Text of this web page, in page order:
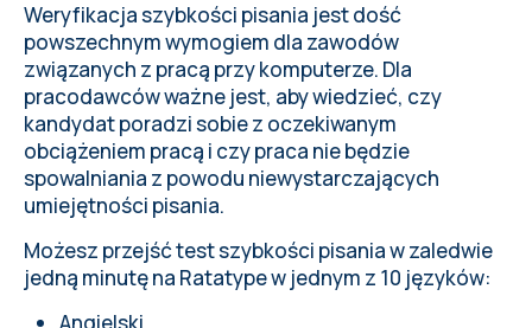
Weryfikacja szybkości pisania jest dość
powszechnym wymogiem dla zawodów
związanych z pracą przy komputerze. Dla
pracodawców ważne jest, aby wiedzieć, czy
kandydat poradzi sobie z oczekiwanym
obciążeniem pracą i czy praca nie będzie
spowalniania z powodu niewystarczających
umiejętności pisania.
Możesz przejść test szybkości pisania w zaledwie
jedną minutę na Ratatype w jednym z 10 języków: